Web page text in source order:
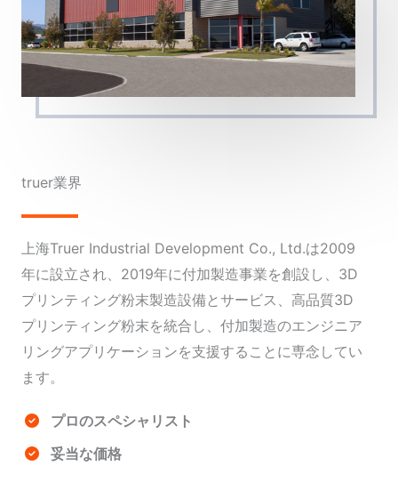
truer業界
上海Truer Industrial Development Co., Ltd.は2009
年に設立され、2019年に付加製造事業を創設し、3D
プリンティング粉末製造設備とサービス、高品質3D
プリンティング粉末を統合し、付加製造のエンジニア
リングアプリケーションを支援することに専念してい
ます。
プロのスペシャリスト
妥当な価格